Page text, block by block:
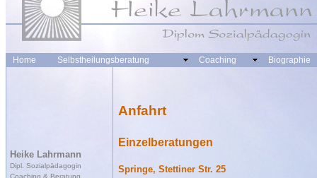
Home Selbstheilungsberatung Coaching Biographie
Heike Lahrmann
Dipl. Sozialpädagogin
Coaching & Beratung
Anfahrt
Einzelberatungen
Springe, Stettiner Str. 25